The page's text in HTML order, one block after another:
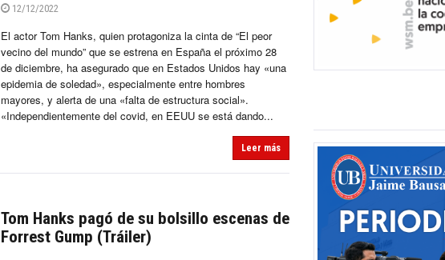
12/12/2022
El actor Tom Hanks, quien protagoniza la cinta de “El peor
vecino del mundo” que se estrena en España el próximo 28
de diciembre, ha asegurado que en Estados Unidos hay «una
epidemia de soledad», especialmente entre hombres
mayores, y alerta de una «falta de estructura social».
«Independientemente del covid, en EEUU se está dando...
Leer más
Tom Hanks pagó de su bolsillo escenas de
Forrest Gump (Tráiler)